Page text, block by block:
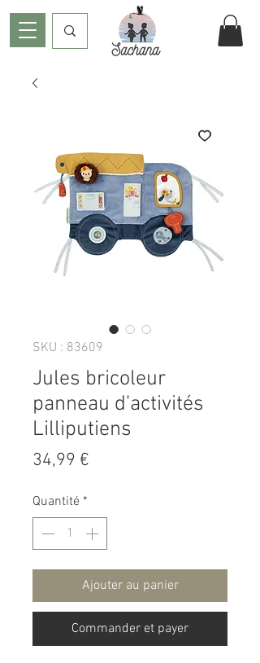
SKU : 83609
Jules bricoleur
panneau d'activités
Lilliputiens
34,99 €
Quantité *
Ajouter au panier
Commander et payer